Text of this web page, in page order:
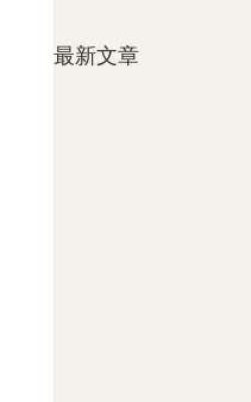
最新文章